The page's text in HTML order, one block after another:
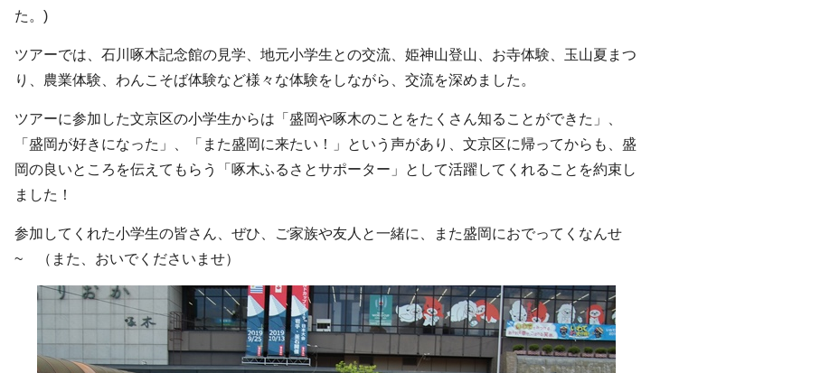
た。)
ツアーでは、石川啄木記念館の見学、地元小学生との交流、姫神山登山、お寺体験、玉山夏まつ
り、農業体験、わんこそば体験など様々な体験をしながら、交流を深めました。
ツアーに参加した文京区の小学生からは「盛岡や啄木のことをたくさん知ることができた」、
「盛岡が好きになった」、「また盛岡に来たい！」という声があり、文京区に帰ってからも、盛
岡の良いところを伝えてもらう「啄木ふるさとサポーター」として活躍してくれることを約束し
ました！
参加してくれた小学生の皆さん、ぜひ、ご家族や友人と一緒に、また盛岡におでってくなんせ
~ （また、おいでくださいませ）